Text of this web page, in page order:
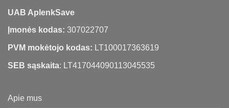
UAB AplenkSave
Įmonės kodas: 307022707
PVM mokėtojo kodas: LT100017363619
SEB sąskaita: LT417044090113045535
Apie mus